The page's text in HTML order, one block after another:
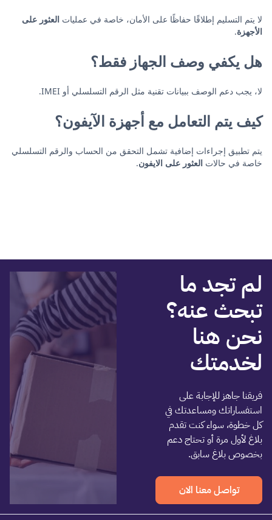
لا يتم التسليم إطلاقًا حفاظًا على الأمان، خاصة في عمليات العثور على
الأجهزة.
هل يكفي وصف الجهاز فقط؟
لا، يجب دعم الوصف ببيانات تقنية مثل الرقم التسلسلي أو IMEI.
كيف يتم التعامل مع أجهزة الآيفون؟
يتم تطبيق إجراءات إضافية تشمل التحقق من الحساب والرقم التسلسلي
خاصة في حالات العثور على الايفون.
لم تجد ما
تبحث عنه؟
نحن هنا
لخدمتك
فريقنا جاهز للإجابة على
استفساراتك ومساعدتك في
كل خطوة، سواء كنت تقدم
بلاغ لأول مرة أو تحتاج دعم
بخصوص بلاغ سابق.
تواصل معنا الان